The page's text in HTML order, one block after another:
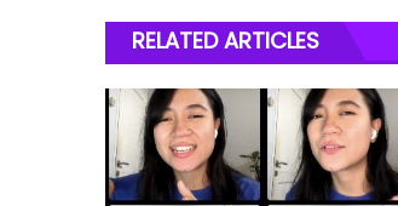
RELATED ARTICLES